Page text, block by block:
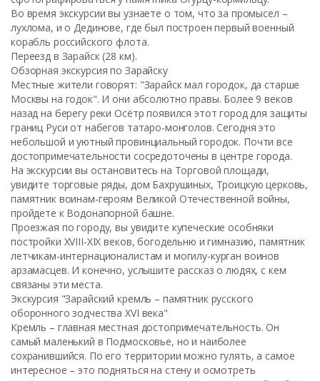
Во время экскурсии вы узнаете о том, что за промысел –
лухлома, и о Дединове, где был построен первый военный
корабль российского флота.
Переезд в Зарайск (28 км).
Обзорная экскурсия по Зарайску
Местные жители говорят: "Зарайск мал городок, да старше
Москвы на годок". И они абсолютно правы. Более 9 веков
назад на берегу реки Осётр появился этот город для защиты
границ Руси от набегов татаро-монголов. Сегодня это
небольшой и уютный провинциальный городок. Почти все
достопримечательности сосредоточены в центре города.
На экскурсии вы остановитесь на Торговой площади,
увидите торговые ряды, дом Бахрушиных, Троицкую церковь,
памятник воинам-героям Великой Отечественной войны,
пройдете к Водонапорной башне.
Проезжая по городу, вы увидите купеческие особняки
постройки XVIII-XIX веков, богодельню и гимназию, памятник
летчикам-интернационалистам и могилу-курган воинов
арзамасцев. И конечно, услышите рассказ о людях, с кем
связаны эти места.
Экскурсия "Зарайский кремль – памятник русского
оборонного зодчества XVI века"
Кремль – главная местная достопримечательность. Он
самый маленький в Подмосковье, но и наиболее
сохранившийся. По его территории можно гулять, а самое
интересное – это подняться на стену и осмотреть